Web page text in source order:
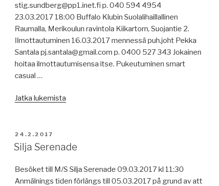
stig.sundberg@pp1.inet.fi p. 040 594 4954
23.03.2017 18:00 Buffalo Klubin Suolalihaillallinen
Raumalla, Merikoulun ravintola Kiikartorn, Suojantie 2.
Ilmottautuminen 16.03.2017 mennessä puh.joht Pekka
Santala pj.santala@gmail.com p. 0400 527 343 Jokainen
hoitaa ilmottautumisensa itse. Pukeutuminen smart
casual …
Jatka lukemista
JULKAISTU
24.2.2017
Silja Serenade
Besöket till M/S Silja Serenade 09.03.2017 kl 11:30
Anmälnings tiden förlängs till 05.03.2017 på grund av att